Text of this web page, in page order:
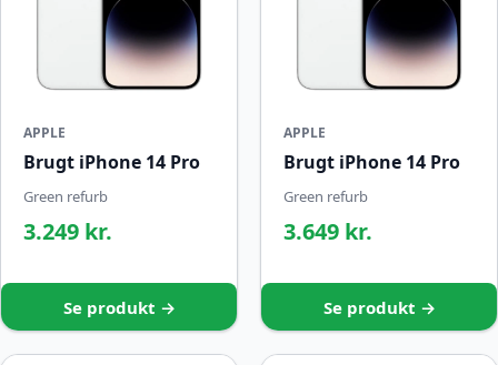
APPLE
Brugt iPhone 14 Pro
Green refurb
3.249 kr.
Se produkt →
APPLE
Brugt iPhone 14 Pro
Green refurb
3.649 kr.
Se produkt →